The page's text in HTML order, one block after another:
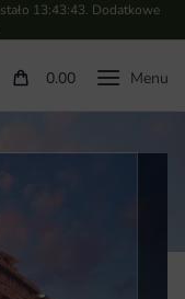
13:43:42. Dodatkowe
0.00